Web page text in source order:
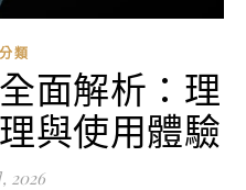
類
面解析：理
與使用體驗
2026